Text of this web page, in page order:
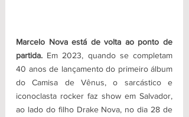
Marcelo Nova está de volta ao ponto de
partida. Em 2023, quando se completam
40 anos de lançamento do primeiro álbum
do Camisa de Vênus, o sarcástico e
iconoclasta rocker faz show em Salvador,
ao lado do filho Drake Nova, no dia 28 de